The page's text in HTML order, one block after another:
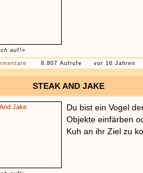
auf!»
8.807 Aufrufe vor 16 Jahren
STEAK AND JAKE
Du bist ein Vogel
Objekte einfärben
Kuh an ihr Ziel zu